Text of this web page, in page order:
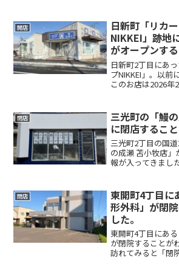
「突然ですが、し
て頂きます」と書
開店
日新町「リカ
NIKKEI」跡地
がオープンする
日新町2丁目にあ
プNIKKEI」。以前
このお店は2026年
ドゥ」がオープン
た！ この...
閉店
三光町の「鰻
に閉店するこ
三光町2丁目の国
の成瀬 苫小牧店
報が入ってきまし
は、とまこまい
た。お店の...
閉店
東開町4丁目に
形外科」が閉
した。
東開町4丁目にあ
が閉院することが
訪れてみると「閉